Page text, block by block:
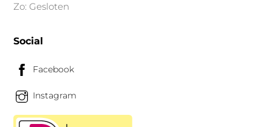
Zo: Gesloten
Social
Facebook
Instagram